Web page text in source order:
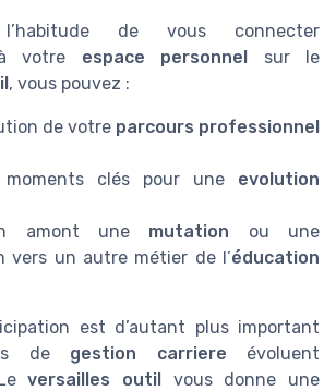
de vous connecter
votre espace personnel
sur le
, vous pouvez :
de votre parcours professionnel
moments clés pour une evolution
amont une mutation ou une
vers un autre métier de l’éducation
est d’autant plus important
de gestion carriere évoluent
Leversailles outil vous donne une